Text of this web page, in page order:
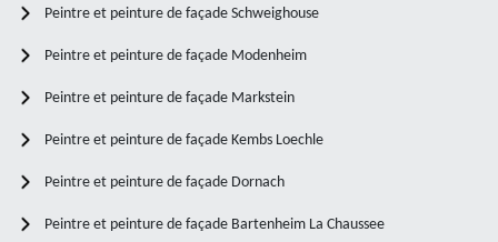
Peintre et peinture de façade Schweighouse
Peintre et peinture de façade Modenheim
Peintre et peinture de façade Markstein
Peintre et peinture de façade Kembs Loechle
Peintre et peinture de façade Dornach
Peintre et peinture de façade Bartenheim La Chaussee